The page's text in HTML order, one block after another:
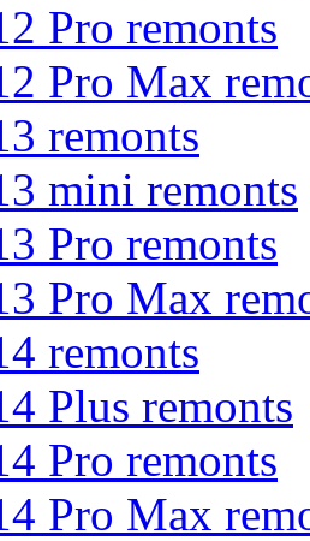
Pro remonts
Pro Max
remonts
mini remonts
Pro remonts
Pro Max
remonts
Plus remonts
Pro remonts
Pro Max